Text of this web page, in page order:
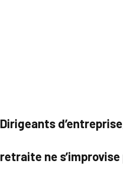
Dirigeants
retraite ne s’improvise